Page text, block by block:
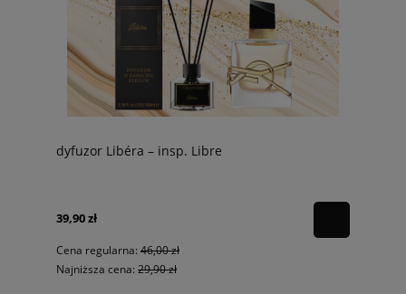
dyfuzor Libéra – insp. Libre
39,90 zł
Cena regularna: 46,00 zł
Najniższa cena: 29,90 zł